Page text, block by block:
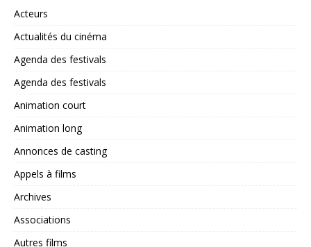
Acteurs
Actualités du cinéma
Agenda des festivals
Agenda des festivals
Animation court
Animation long
Annonces de casting
Appels à films
Archives
Associations
Autres films